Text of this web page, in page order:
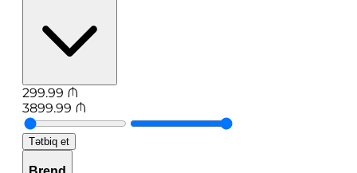
299.99 ₼
3899.99 ₼
Tətbiq et